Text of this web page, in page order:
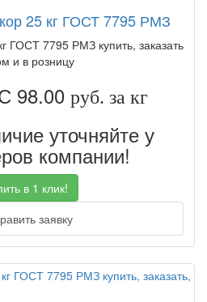
25 кг ГОСТ 7795 РМЗ
ГОСТ 7795 РМЗ купить, заказать
и в розницу
98.00 руб. за кг
уточняйте у
компании!
в 1 клик!
заявку